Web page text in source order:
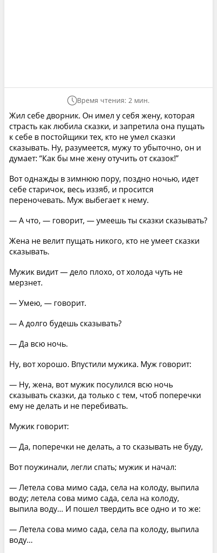
Время чтения: 2 мин.
Жил себе дворник. Он имел у себя жену, которая
страсть как любила сказки, и запретила она пущать
к себе в постойщики тех, кто не умел сказки
сказывать. Ну, разумеется, мужу то убыточно, он и
думает: “Как бы мне жену отучить от сказок!”
Вот однажды в зимнюю пору, поздно ночью, идет
себе старичок, весь иззяб, и просится
переночевать. Муж выбегает к нему.
— А что, — говорит, — умеешь ты сказки сказывать?
Жена не велит пущать никого, кто не умеет сказки
сказывать.
Мужик видит — дело плохо, от холода чуть не
мерзнет.
— Умею, — говорит.
— А долго будешь сказывать?
— Да всю ночь.
Ну, вот хорошо. Впустили мужика. Муж говорит:
— Ну, жена, вот мужик посулился всю ночь
сказывать сказки, да только с тем, чтоб поперечки
ему не делать и не перебивать.
Мужик говорит:
— Да, поперечки не делать, а то сказывать не буду,
Вот поужинали, легли спать; мужик и начал:
— Летела сова мимо сада, села на колоду, выпила
воду; летела сова мимо сада, села на колоду,
выпила воду… И пошел твердить все одно и то же:
— Летела сова мимо сада, села па колоду, выпила
воду…